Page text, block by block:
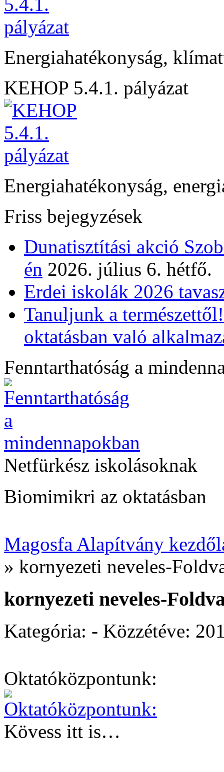
Energiahatékonyság,
KEHOP 5.4.1. pályázat
Energiahatékonyság,
Friss bejegyzések
Dunatisztítási akció
én 2026. július 6. hétfő.
Erdei iskolák 2026
Tanuljunk a
oktatásban való
Fenntarthatóság a
Netfürkész iskolásoknak
Biomimikri az oktatásban
Magosfa Alapítvány
» kornyezeti neveles-
kornyezeti neveles-
Kategória: - Közzétéve:
Oktatóközpontunk:
Kövess itt is…